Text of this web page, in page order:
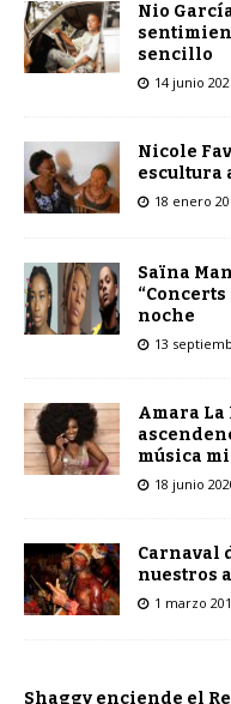
Nio
sencillo
14 junio
Nicole
escultura
18 enero
Saïna
noche
13
Amara La
música
18 junio
Carnaval
nuestros
1 marzo
Shaggy enciende el